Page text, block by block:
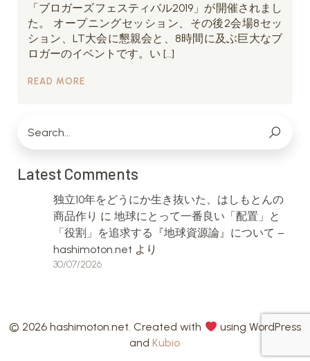
「ブロガーズフェスティバル2019」が開催されまし
た。 オープニングセッション、その後2会場8セッ
ション、LT大会に懇親会と、8時間に及ぶ巨大なブ
ロガーのイベントです。い […]
READ MORE
Latest Comments
独立10年をどうにか生き抜いた、はしもとんの
商品作り に 地球にとって一番良い「配置」と
「役割」を追求する『地球資源論』について –
hashimoton.net より
30/07/2026
© 2026 hashimoton.net. Created with
using WordPress
and Kubio